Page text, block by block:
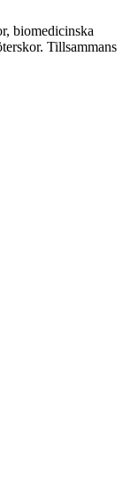
biomedicinska
Tillsammans